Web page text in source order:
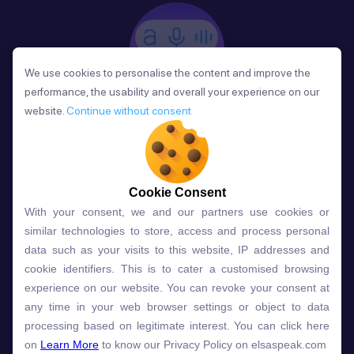
Phản Hồi
Sau mỗi bài học, người học nhận phản hồi về phát
âm và ngữ pháp ngay lập tức, giúp cải thiện kỹ năng
và tiến bộ nhanh chóng.
Lựa chọn gói học ELSA dành
cho bạn
We use cookies to personalise the content and improve the
performance, the usability and overall your experience on our
website. Continue without consent
Cookie Consent
With your consent, we and our partners use cookies or
similar technologies to store, access and process personal
data such as your visits to this website, IP addresses and
cookie identifiers. This is to cater a customised browsing
experience on our website. You can revoke your consent at
any time in your web browser settings or object to data
processing based on legitimate interest. You can click here
on Learn More to know our Privacy Policy on elsaspeak.com
We use cookies to personalise the content and improve the
performance, the usability and overall your experience on our
website. Continue without consent
Cookie Consent
With your consent, we and our partners use cookies or
similar technologies to store, access and process personal
data such as your visits to this website, IP addresses and
cookie identifiers. This is to cater a customised browsing
experience on our website. You can revoke your consent at
any time in your web browser settings or object to data
processing based on legitimate interest. You can click here
on Learn More to know our Privacy Policy on elsaspeak.com